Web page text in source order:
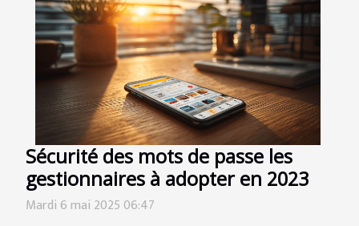
Sécurité des mots de passe les
gestionnaires à adopter en 2023
Mardi 6 mai 2025 06:47